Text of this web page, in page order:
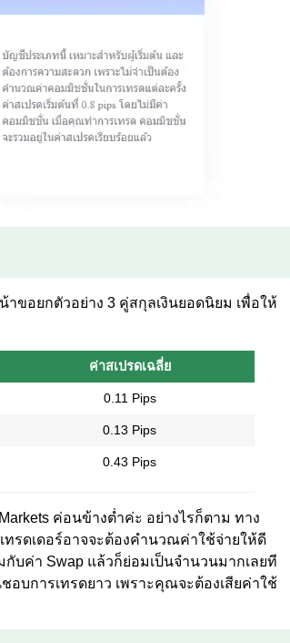
าขอยกตัวอย่าง 3 คู่สกุลเงินยอดนิยม เพื่อให้
ค่าสเปรดเฉลี่ย
0.11 Pips
0.13 Pips
0.43 Pips
ค่อนข้างต่ำค่ะ อย่างไรก็ตาม ทาง
ทรดเดอร์อาจจะต้องคำนวณค่าใช้จ่ายให้ดี
บค่า Swap แล้วก็ย่อมเป็นจำนวนมากเลยที
อบการเทรดยาว เพราะคุณจะต้องเสียค่าใช้